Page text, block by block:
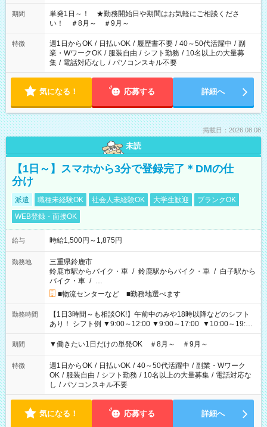
お気軽にご相談ください！
期間
単発1日～！ ★勤務開始日や期間はお気軽にご相談くださ
い！ ＃8月～ ＃9月～
特徴 週1日からOK / 日払いOK / 履歴書不要 / 40～50代活躍中 / 副
業・WワークOK / 服装自由 / シフト勤務 / 10名以上の大量募
集 / 電話対応なし / パソコンスキル不要
気になる！ 応募する 詳細へ
掲載日：2026.08.08
未読
【1日～】スマホから3分で登録完了＊DMの仕
分け
派遣 職種未経験OK 社会人未経験OK 大学生歓迎
ブランクOK
WEB登録・面接OK
給与 時給1,500円～1,875円
勤務地
三重県鈴鹿市
鈴鹿市駅からバイク・車 / 鈴鹿駅からバイク・車 / 白子駅から
バイク・車 / …
■物流センターなど ■勤務地選べます
勤務時間
【1日3時間～も相談OK!】午前中のみや18時以降などのシフト
あり！ シフト例 ▼9:00～12:00 ▼9:00～17:00 ▼10:00～19:00
▼18:00～21:00
期間 ▼働きたい1日だけの単発OK ＃8月～ ＃9月～
特徴 週1日からOK / 日払いOK / 40～50代活躍中 / 副業・Wワーク
OK / 服装自由 / シフト勤務 / 10名以上の大量募集 / 電話対応な
し / パソコンスキル不要
気になる！ 応募する 詳細へ